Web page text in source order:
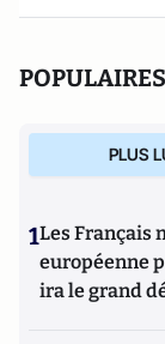
POPULAIRES
PLUS
1Les Français
européenne
ira le grand